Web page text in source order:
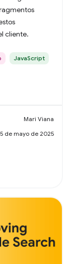
cliente.
JavaScript
Mari Viana
de mayo de 2025